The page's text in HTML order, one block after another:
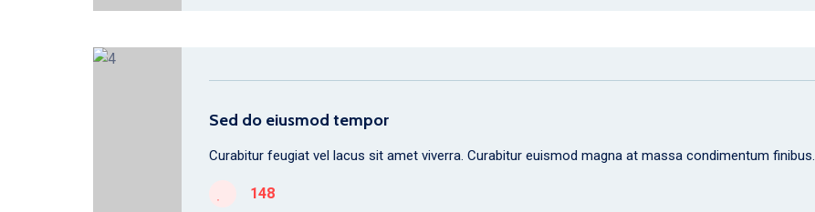
Sed do eiusmod tempor
Curabitur feugiat vel lacus sit amet viverra. Curabitur euismod magna at massa condimentum finibus.
148